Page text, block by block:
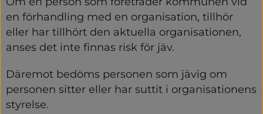
en förhandling med en organisation, tillhör
eller har tillhört den aktuella organisationen,
anses det inte finnas risk för jäv.
Däremot bedöms personen som jävig om
personen sitter eller har suttit i organisationens
styrelse.